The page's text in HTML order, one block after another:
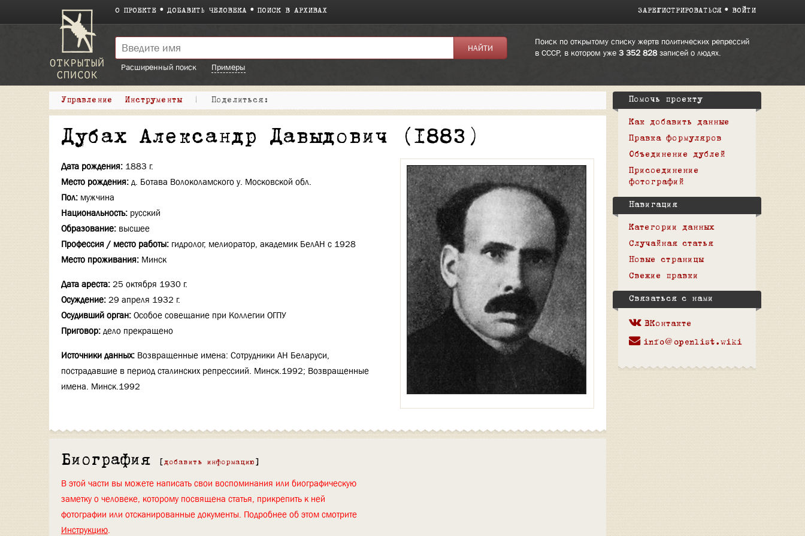
О ПРОЕКТЕ ДОБАВИТЬ ЧЕЛОВЕКА ПОИСК В АРХИВАХ ЗАРЕГИСТРИРОВАТЬСЯ ВОЙТИ
Поиск по открытому списку жертв политических репрессий
в СССР, в котором уже 3 352 828записей о людях.
Расширенный поиск
Примеры
Управление Инструменты | Поделиться:
Дубах Александр Давыдович (1883)
Дата рождения: 1883 г.
Место рождения: д. Ботава Волоколамского у. Московской обл.
Пол: мужчина
Национальность: русский
Образование: высшее
Профессия / место работы: гидролог, мелиоратор, академик БелАН с 1928
Место проживания: Минск
Дата ареста: 25 октября 1930 г.
Осуждение: 29 апреля 1932 г.
Осудивший орган: Особое совещание при Коллегии ОГПУ
Приговор: дело прекращено
Источники данных: Возвращенные имена: Сотрудники АН Беларуси,
пострадавшие в период сталинских репрессиий. Минск.1992; Возвращенные
имена. Минск.1992
Биография [ добавить информацию ]
В этой части вы можете написать свои воспоминания или биографическую
заметку о человеке, которому посвящена статья, прикрепить к ней
фотографии или отсканированные документы. Подробнее об этом смотрите
Инструкцию.
Помочь проекту
Как добавить данные
Правка формуляров
Объединение дублей
Присоединение
фотографий
Навигация
Категории данных
Случайная статья
Новые страницы
Свежие правки
Связаться с нами
ВКонтакте
info@openlist.wiki